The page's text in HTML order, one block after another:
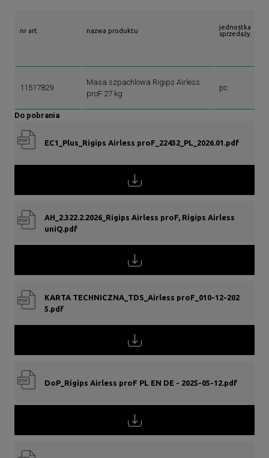
nr art. nazwa produktu
jednostka
sprzedaży
11517829
Masa szpachlowa Rigips Airless
proF 27 kg
pc
Do pobrania
EC1_Plus_Rigips Airless proF_22432_PL_2026.01.pdf
AH_2.322.2.2026_Rigips Airless proF, Rigips Airless
uniQ.pdf
KARTA TECHNICZNA_TDS_Airless proF_010-12-202
5.pdf
DoP_Rigips Airless proF PL EN DE - 2025-05-12.pdf